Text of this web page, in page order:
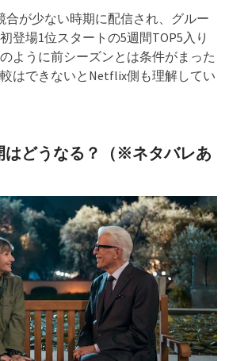
合が少ない時期に配信され、グルー
登場1位スタートの5週間TOP5入り
ように前シーズンとは条件がまった
はできないとNetflix側も理解してい
どうなる？
（※ネタバレあ